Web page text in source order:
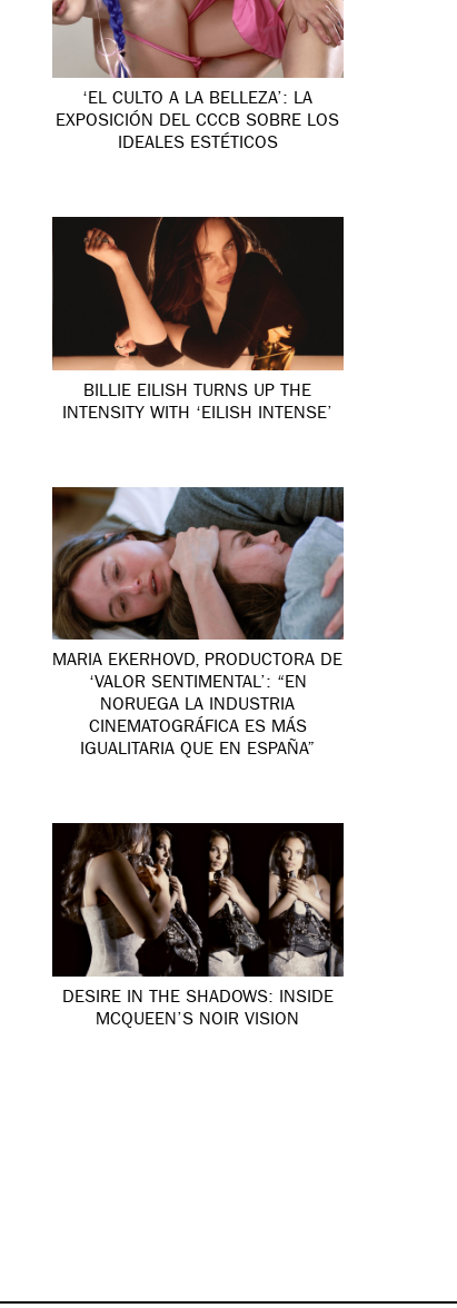
‘EL CULTO A LA BELLEZA’: LA
EXPOSICIÓN DEL CCCB SOBRE LOS
IDEALES ESTÉTICOS
BILLIE EILISH TURNS UP THE
INTENSITY WITH ‘EILISH INTENSE’
MARIA EKERHOVD, PRODUCTORA DE
‘VALOR SENTIMENTAL’: “EN
NORUEGA LA INDUSTRIA
CINEMATOGRÁFICA ES MÁS
IGUALITARIA QUE EN ESPAÑA”
DESIRE IN THE SHADOWS: INSIDE
MCQUEEN’S NOIR VISION